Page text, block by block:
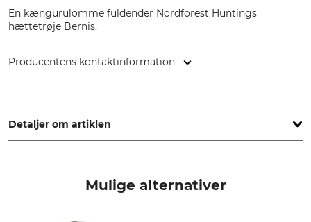
En kængurulomme fuldender Nordforest Huntings
hættetrøje Bernis.
Producentens kontaktinformation
www.grube.de
Detaljer om artiklen
Mulige alternativer